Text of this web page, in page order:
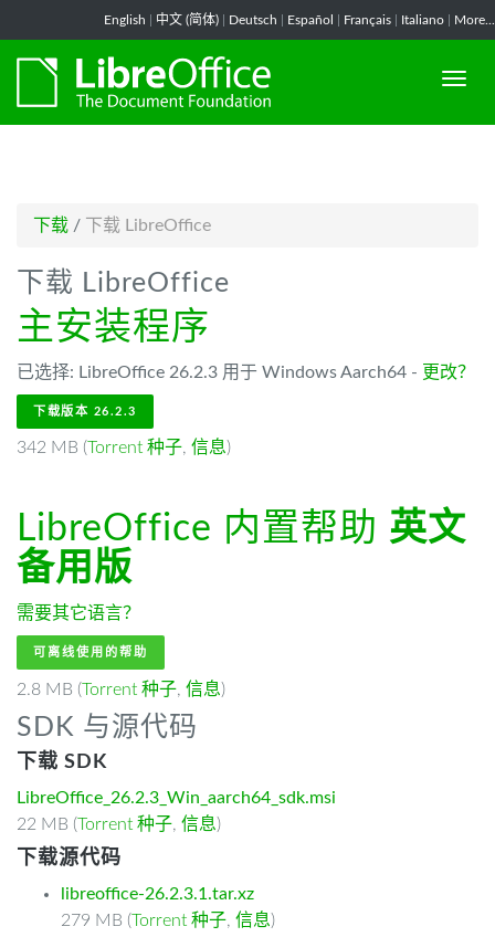
English 中文 (简体) Deutsch Español Français Italiano More...
下载 / 下载 LibreOffice
下载 LibreOffice
主安装程序
已选择: LibreOffice 26.2.3 用于 Windows Aarch64 - 更改？
下载版本 26.2.3
342 MB (Torrent 种子, 信息)
LibreOffice 内置帮助 英文
备用版
需要其它语言？
可离线使用的帮助
2.8 MB (Torrent 种子, 信息)
SDK 与源代码
下载 SDK
LibreOffice_26.2.3_Win_aarch64_sdk.msi
22 MB (Torrent 种子, 信息)
下载源代码
libreoffice-26.2.3.1.tar.xz
279 MB (Torrent 种子, 信息)